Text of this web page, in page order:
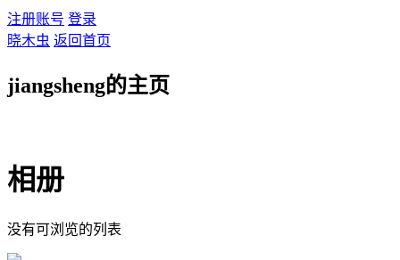
注册账号 登录
晓木虫 返回首页
jiangsheng的主页
相册
没有可浏览的列表